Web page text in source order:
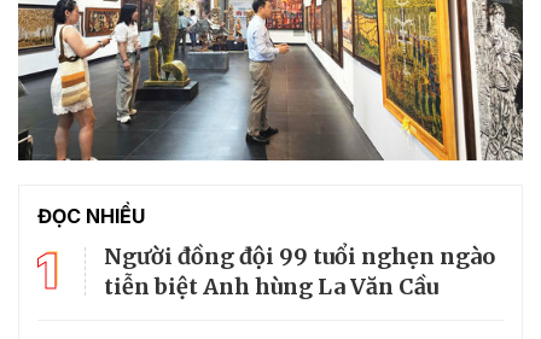
ĐỌC NHIỀU
1
Người đồng đội 99 tuổi nghẹn ngào
tiễn biệt Anh hùng La Văn Cầu